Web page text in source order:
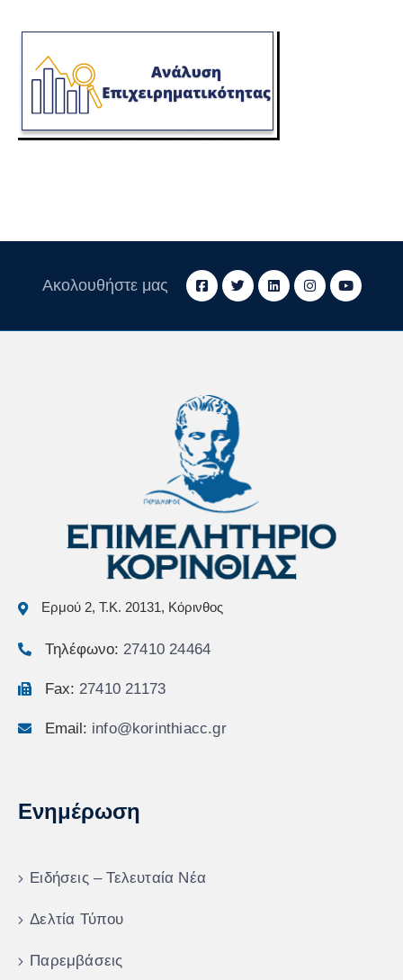
Ακολουθήστε μας
Ερμού 2, Τ.Κ. 20131, Κόρινθος
Τηλέφωνο: 27410 24464
Fax: 27410 21173
Email: info@korinthiacc.gr
Ενημέρωση
Ειδήσεις – Τελευταία Νέα
Δελτία Τύπου
Παρεμβάσεις